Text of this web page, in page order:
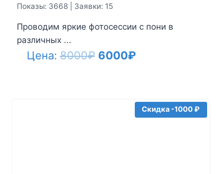
Показы: 3668 | Заявки: 15
Проводим яркие фотосессии с пони в
различных ...
Цена:8000₽ Первоначальная
6000₽Текущая
Скидка -1000 ₽